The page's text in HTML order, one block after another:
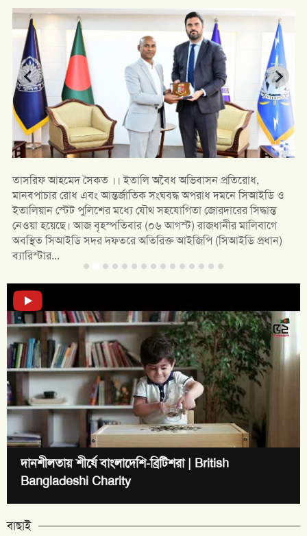
তাসরিফ আহমেদ সৈকত ।। ইতালি অবৈধ অভিবাসন প্রতিরোধ,
মানবপাচার রোধ এবং আন্তর্জাতিক সংঘবদ্ধ অপরাধ দমনে সিআইডি ও
ইতালিয়ান স্টেট পুলিশের মধ্যে যৌথ সহযোগিতা জোরদারের সিদ্ধান্ত
নেওয়া হয়েছে। আজ বৃহস্পতিবার (০৬ আগস্ট) রাজধানীর মালিবাগে
অবস্থিত সিআইডি সদর দফতরে অতিরিক্ত আইজিপি (সিআইডি প্রধান)
ব্যারিস্টার...
দানশীলতায় শীর্ষে বাংলাদেশি-ব্রিটিশরা | British
Bangladeshi Charity
বাছাই